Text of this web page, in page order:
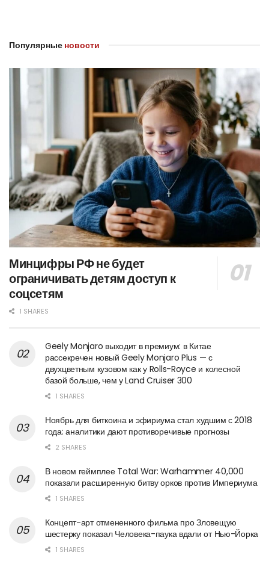
Популярные новости
Минцифры РФ не будет
ограничивать детям доступ к
соцсетям
1 SHARES
Geely Monjaro выходит в премиум: в Китае
рассекречен новый Geely Monjaro Plus — с
двухцветным кузовом как у Rolls-Royce и колесной
базой больше, чем у Land Cruiser 300
1 SHARES
Ноябрь для биткоина и эфириума стал худшим с 2018
года: аналитики дают противоречивые прогнозы
2 SHARES
В новом геймплее Total War: Warhammer 40,000
показали расширенную битву орков против Империума
1 SHARES
Концепт-арт отмененного фильма про Зловещую
шестерку показал Человека-паука вдали от Нью-Йорка
1 SHARES